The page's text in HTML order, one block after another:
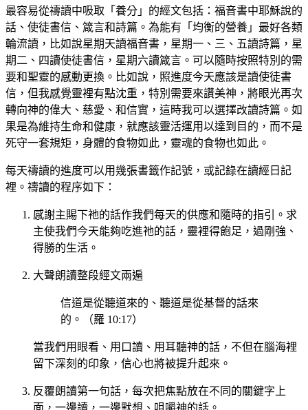
最容易從禱讀中吸取「養分」的經文包括：福音書中耶穌說的
話、使徒書信、箴言和詩篇。為能有「均衡的營養」最好各類
輪流讀，比如說星期天讀福音書，星期一、三、五讀詩篇，星
期二、四讀使徒書信，星期六讀箴言。可以隨時按照特別的需
要和聖靈的感動更換。比如說，照進度今天應該是讀使徒書
信，但我感覺靈裡有點沈重，特別需要來讚美神，將眼光再次
轉向神的偉大、慈愛、和信實，這時我可以選擇改讀詩篇。如
果是為維持生命和健康，就應該靈活運用以達到目的，而不是
死守一套規矩，身體的食物如此，靈魂的食物也如此。
每天禱讀的進度可以用幾張書籤作記號，或記錄在讀經日記
裡。禱讀的程序如下：
感謝主賜下祂的話作我們每天的供應和隨時的指引。求
主使我們今天能夠吃進祂的話，靈裡得飽足，過剛強、
得勝的生活。
大聲朗讀整段經文兩遍
信道是從聽道來的、聽道是從基督的話來
的。（羅 10:17）
當我們用眼看、用口讀、用耳聽神的話，不但在腦海裡
留下深刻的印象，信心也將被提升起來。
反覆朗讀第一句話，每次把焦點放在不同的關鍵字上
面，一邊讀，一邊默想、咀嚼神的話。